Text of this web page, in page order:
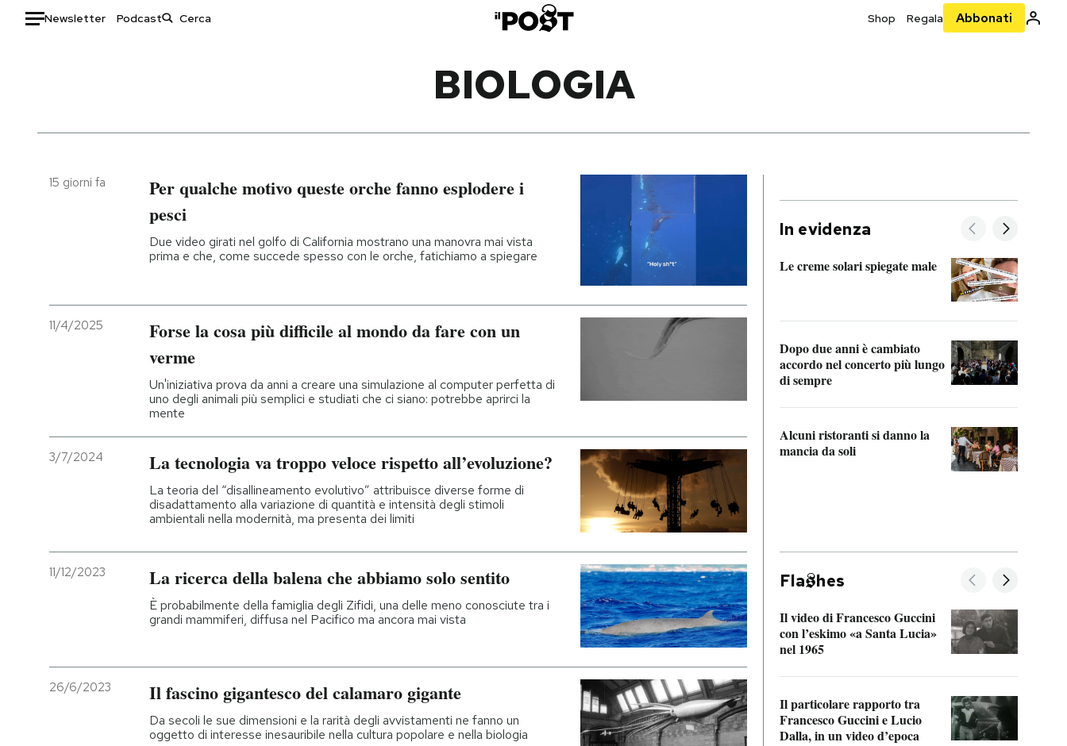
Newsletter Podcast Shop Regala Abbonati
Italia
Politica
Moda
Media
NEWSLETTER
Entra
BIOLOGIA
15 giorni fa
Per qualche motivo queste orche fanno esplodere i
pesci
Due video girati nel golfo di California mostrano una manovra mai vista
prima e che, come succede spesso con le orche, fatichiamo a spiegare
11/4/2025
Forse la cosa più difficile al mondo da fare con un
verme
Un'iniziativa prova da anni a creare una simulazione al computer perfetta di
uno degli animali più semplici e studiati che ci siano: potrebbe aprirci la
mente
3/7/2024 La tecnologia va troppo veloce rispetto all’evoluzione?
La teoria del “disallineamento evolutivo” attribuisce diverse forme di
disadattamento alla variazione di quantità e intensità degli stimoli
ambientali nella modernità, ma presenta dei limiti
11/12/2023 La ricerca della balena che abbiamo solo sentito
È probabilmente della famiglia degli Zifidi, una delle meno conosciute tra i
grandi mammiferi, diffusa nel Pacifico ma ancora mai vista
26/6/2023 Il fascino gigantesco del calamaro gigante
Da secoli le sue dimensioni e la rarità degli avvistamenti ne fanno un
oggetto di interesse inesauribile nella cultura popolare e nella biologia
In evidenza
Le creme solari spiegate male
Dopo due anni è cambiato
accordo nel concerto più lungo
di sempre
Alcuni ristoranti si danno la
mancia da soli
Fla hes
Il video di Francesco Guccini
con l’eskimo «a Santa Lucia»
nel 1965
Il particolare rapporto tra
Francesco Guccini e Lucio
Dalla, in un video d’epoca